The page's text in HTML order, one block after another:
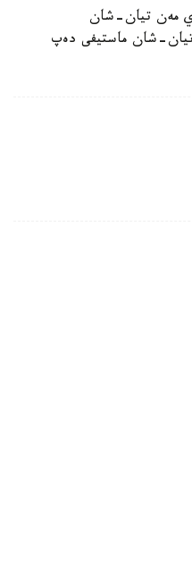
مەن تيان-شان
تيان-شان ماستيفى دەپ